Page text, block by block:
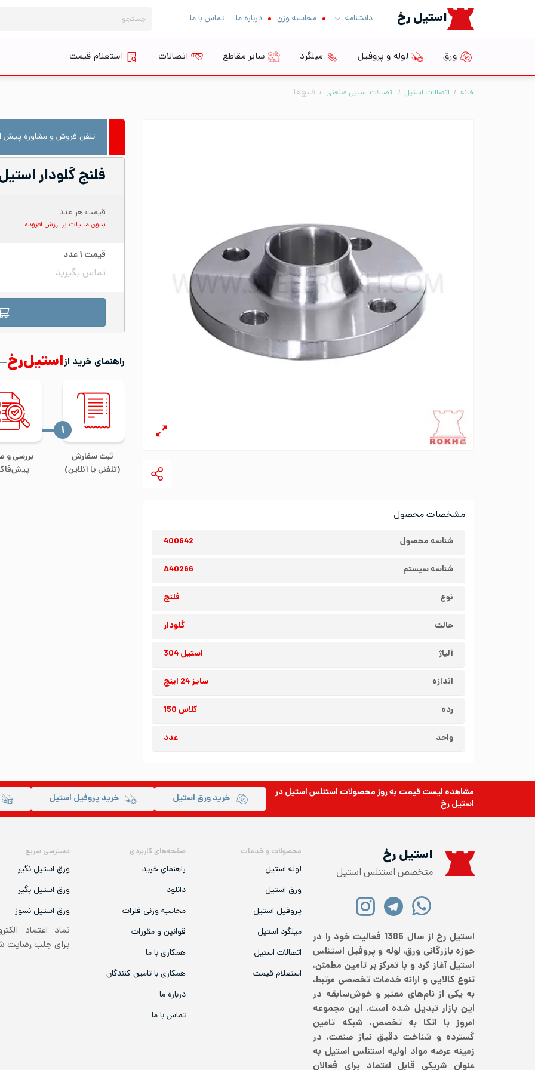
استیل رخ دانشنامه محاسبه وزن درباره ما تماس با ما
برای:
ورق لوله و پروفیل میلگرد سایر مقاطع اتصالات استعلام قیمت
خانه / اتصالات استیل / اتصالات استیل صنعتی / فلنج‌ها
مشخصات محصول
شناسه محصول 400642
شناسه سیستم A40266
نوع فلنج
حالت گلودار
آلیاژ استیل 304
اندازه سایز 24 اینچ
رده کلاس 150
واحد عدد
تلفن فروش و مشاوره پیش
فلنج گلودار استیل ۳۰۴ سایز ۲۴ اینچ کلاس
قیمت هر عدد
بدون مالیات بر ارزش افزوده
قیمت ۱عدد
تماس بگیرید
راهنمای خرید ازاستیل‌رخ
ثبت سفارش
(تلفنی یا آنلاین)
‍۱
بررسی و
مشاهده لیست قیمت به روزمحصولات استنلس استیلدر
استیل رخ
خرید ورق استیل خرید پروفیل استیل
استیل رخ
متخصص استنلس استیل
استیل رخ از سال 1386 فعالیت خود را در
حوزه بازرگانی ورق، لوله و پروفیل استنلس
استیل آغاز کرد و با تمرکز بر تامین مطمئن،
تنوع کالایی و ارائه خدمات تخصصی مرتبط،
به یکی از نام‌های معتبر و خوش‌سابقه در
این بازار تبدیل شده است. این مجموعه
امروز با اتکا به تخصص، شبکه تامین
گسترده و شناخت دقیق نیاز صنعت، در
زمینه عرضه مواد اولیه استنلس استیل به
عنوان شریکی قابل اعتماد برای فعالان
محصولات و خدمات
لوله استیل
ورق استیل
پروفیل استیل
میلگرد استیل
اتصالات استیل
استعلام قیمت
صفحه‌های کاربردی
راهنمای خرید
دانلود
محاسبه وزنی فلزات
قوانین و مقررات
همکاری با ما
همکاری با تامین کنندگان
درباره ما
تماس با ما
دسترسی سریع
ورق استیل نگیر
ورق استیل بگیر
ورق استیل نسوز
نماد اعتماد
برای جلب